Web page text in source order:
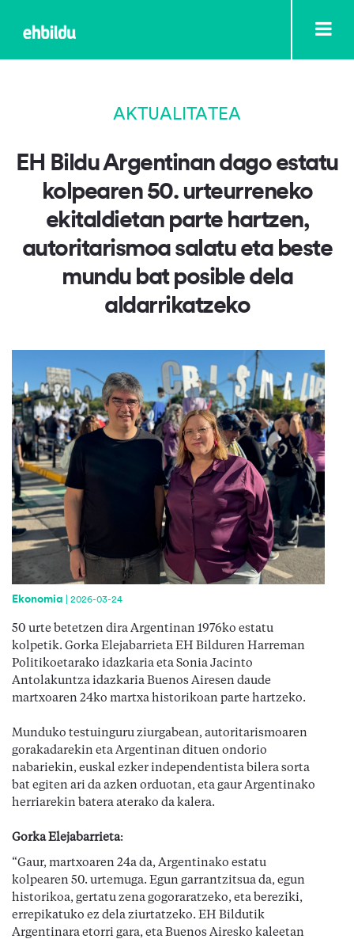
AKTUALITATEA
EH Bildu Argentinan dago estatu
kolpearen 50. urteurreneko
ekitaldietan parte hartzen,
autoritarismoa salatu eta beste
mundu bat posible dela
aldarrikatzeko
Ekonomia 2026-03-24
50 urte betetzen dira Argentinan 1976ko estatu
kolpetik. Gorka Elejabarrieta EH Bilduren Harreman
Politikoetarako idazkaria eta Sonia Jacinto
Antolakuntza idazkaria Buenos Airesen daude
martxoaren 24ko martxa historikoan parte hartzeko.
Munduko testuinguru ziurgabean, autoritarismoaren
gorakadarekin eta Argentinan dituen ondorio
nabariekin, euskal ezker independentista bilera sorta
bat egiten ari da azken orduotan, eta gaur Argentinako
herriarekin batera aterako da kalera.
Gorka Elejabarrieta:
“Gaur, martxoaren 24a da, Argentinako estatu
kolpearen 50. urtemuga. Egun garrantzitsua da, egun
historikoa, gertatu zena gogoraratzeko, eta bereziki,
errepikatuko ez dela ziurtatzeko. EH Bildutik
Argentinara etorri gara, eta Buenos Airesko kaleetan